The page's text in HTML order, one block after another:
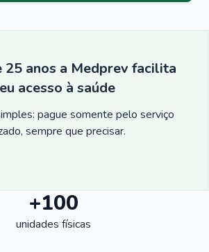
25 anos a Medprev facilita
acesso à saúde
pague somente pelo serviço
sempre que precisar.
+100
unidades físicas